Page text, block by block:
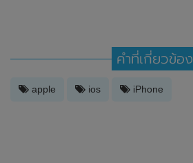
คำที่เกี่ยวข้อง
apple ios iPhone